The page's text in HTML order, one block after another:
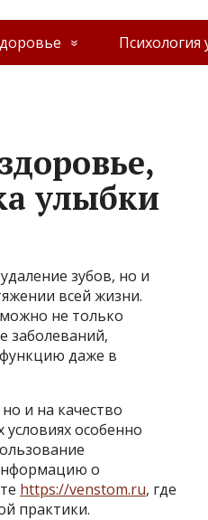
Психология
улыбки
зубов, но и
всей жизни.
не только
заболеваний,
даже в
и на качество
особенно
о
https://venstom.ru, где
практики.